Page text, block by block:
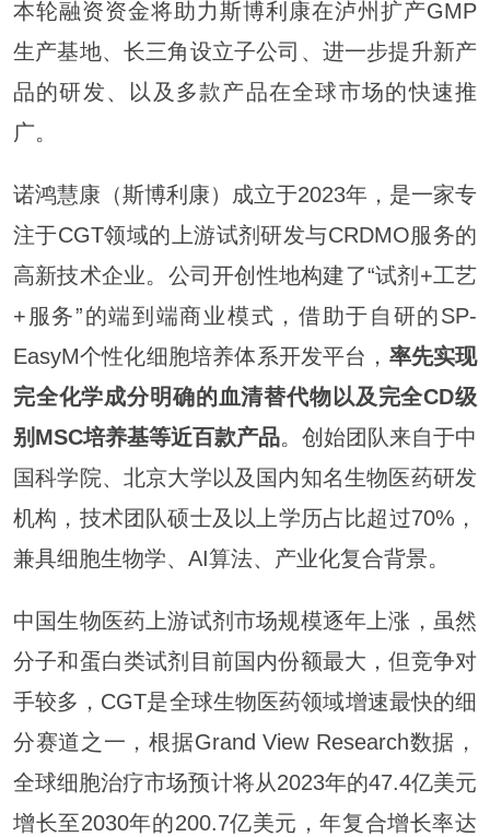
本轮融资资金将助力斯博利康在泸州扩产GMP
生产基地、长三角设立子公司、进一步提升新产
品的研发、以及多款产品在全球市场的快速推
广。
诺鸿慧康（斯博利康）成立于2023年，是一家专
注于CGT领域的上游试剂研发与CRDMO服务的
高新技术企业。公司开创性地构建了“试剂+工艺
+服务”的端到端商业模式，借助于自研的SP-
EasyM个性化细胞培养体系开发平台， 率先实现
完全化学成分明确的血清替代物以及完全CD级
别MSC培养基等近百款产品。创始团队来自于中
国科学院、北京大学以及国内知名生物医药研发
机构，技术团队硕士及以上学历占比超过70%，
兼具细胞生物学、AI算法、产业化复合背景。
中国生物医药上游试剂市场规模逐年上涨，虽然
分子和蛋白类试剂目前国内份额最大，但竞争对
手较多，CGT是全球生物医药领域增速最快的细
分赛道之一，根据Grand View Research数据，
全球细胞治疗市场预计将从2023年的47.4亿美元
增长至2030年的200.7亿美元，年复合增长率达